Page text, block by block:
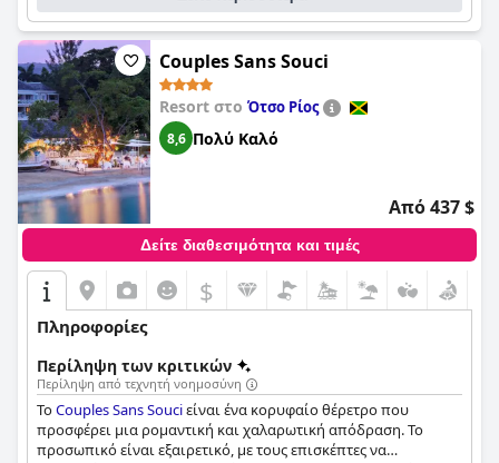
Couples Sans Souci
Resort στο Ότσο Ρίος
8,6 Πολύ Καλό
Από 437 $
Δείτε διαθεσιμότητα και τιμές
$
Πληροφορίες
Περίληψη των κριτικών
Περίληψη από τεχνητή νοημοσύνη
ΤοCouples Sans Souciείναι ένα κορυφαίο θέρετρο που
προσφέρει μια ρομαντική και χαλαρωτική απόδραση. Το
προσωπικό είναι εξαιρετικό, με τους επισκέπτες να